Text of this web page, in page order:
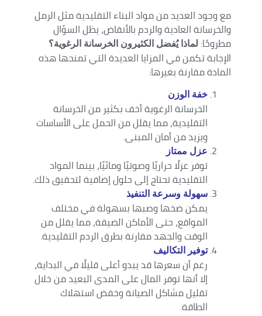
مع وجود العديد من مواد البناء التقليدية مثل الرمل
والخرسانة العادية والردم بالأنقاض، يظل السؤال
مطروحًا: لماذا يُفضل الكثيرون الخرسانة الرغوية؟
الإجابة تكمن في المزايا العديدة التي تمنحها هذه
المادة مقارنة بغيرها:
خفة الوزن
الخرسانة الرغوية أخف بكثير من الخرسانة
التقليدية، مما يقلل من الحمل على الأساسات
ويزيد من أمان المبنى.
عزل ممتاز
توفر عزلًا حراريًا وصوتيًا ومائيًا، بينما المواد
التقليدية تحتاج إلى حلول إضافية لتحقيق ذلك.
سهولة وسرعة التنفيذ
يمكن ضخها وصبها بسهولة في مختلف
المواقع، حتى الأماكن الضيقة، مما يقلل من
الوقت والجهد مقارنة بطرق الردم التقليدية.
توفير التكاليف
رغم أن سعرها قد يبدو أعلى قليلًا في البداية،
إلا أنها توفر المال على المدى البعيد من خلال
تقليل مشاكل الصيانة وخفض استهلاك
الطاقة.